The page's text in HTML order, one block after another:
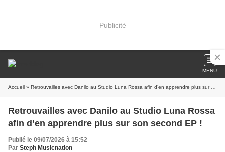
Publicité
MENU
Accueil » Retrouvailles avec Danilo au Studio Luna Rossa afin d’en apprendre plus sur son second EP !
Retrouvailles avec Danilo au Studio Luna Rossa
afin d’en apprendre plus sur son second EP !
Publié le 09/07/2026 à 15:52
Par Steph Musicnation